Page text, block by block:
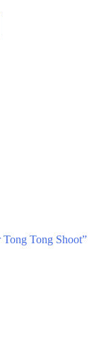
Tong Tong Shoot”